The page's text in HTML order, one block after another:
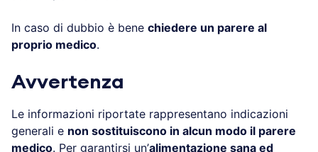
In caso di dubbio è bene chiedere un parere al
proprio medico.
Avvertenza
Le informazioni riportate rappresentano indicazioni
generali e non sostituiscono in alcun modo il parere
medico. Per garantirsi un’alimentazione sana ed